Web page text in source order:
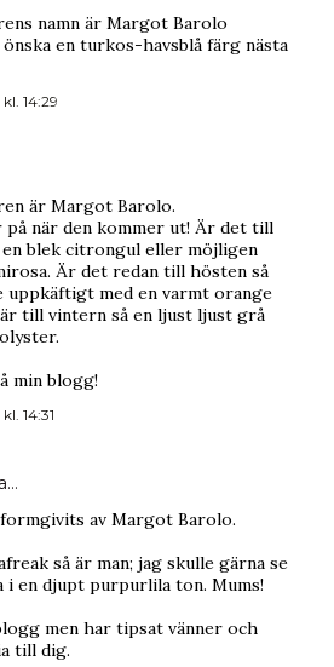
namn är Margot Barolo
önska en turkos-havsblå färg nästa
14:29
är Margot Barolo.
på när den kommer ut! Är det till
en blek citrongul eller möjligen
Är det redan till hösten så
uppkäftigt med en varmt orange
till vintern så en ljust ljust grå
min blogg!
14:31
av Margot Barolo.
så är man; jag skulle gärna se
i en djupt purpurlila ton. Mums!
men har tipsat vänner och
till dig.